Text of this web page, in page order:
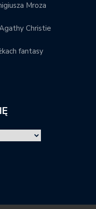
Mroza
Christie
fantasy